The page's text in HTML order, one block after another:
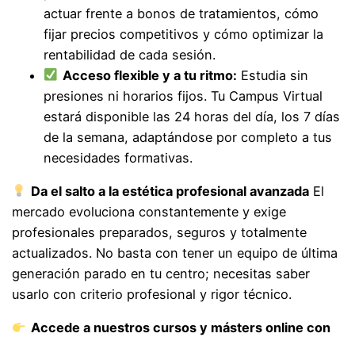
actuar frente a bonos de tratamientos, cómo
fijar precios competitivos y cómo optimizar la
rentabilidad de cada sesión.
Acceso flexible y a tu ritmo: Estudia sin
presiones ni horarios fijos. Tu Campus Virtual
estará disponible las 24 horas del día, los 7 días
de la semana, adaptándose por completo a tus
necesidades formativas.
Da el salto a la estética profesional avanzadaEl
mercado evoluciona constantemente y exige
profesionales preparados, seguros y totalmente
actualizados. No basta con tener un equipo de última
generación parado en tu centro; necesitas saber
usarlo con criterio profesional y rigor técnico.
Accede a nuestros cursos y másters online con